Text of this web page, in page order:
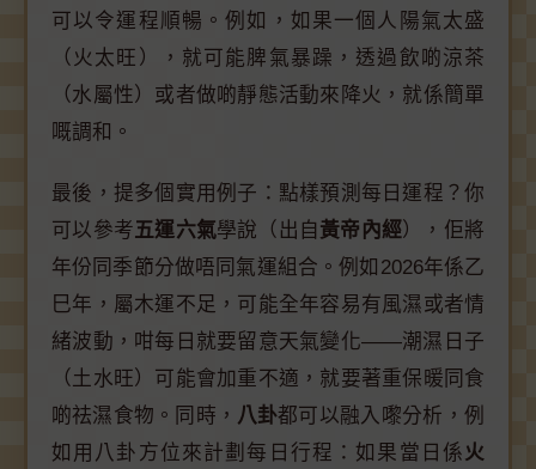
可以令運程順暢。例如，如果一個人陽氣太盛
（火太旺），就可能脾氣暴躁，透過飲啲涼茶
（水屬性）或者做啲靜態活動來降火，就係簡單
嘅調和。
最後，提多個實用例子：點樣預測每日運程？你
可以參考五運六氣學說（出自 黃帝內經），佢將
年份同季節分做唔同氣運組合。例如2026年係乙
巳年，屬木運不足，可能全年容易有風濕或者情
緒波動，咁每日就要留意天氣變化——潮濕日子
（土水旺）可能會加重不適，就要著重保暖同食
啲祛濕食物。同時， 八卦都可以融入嚟分析，例
如用八卦方位來計劃每日行程：如果當日係火